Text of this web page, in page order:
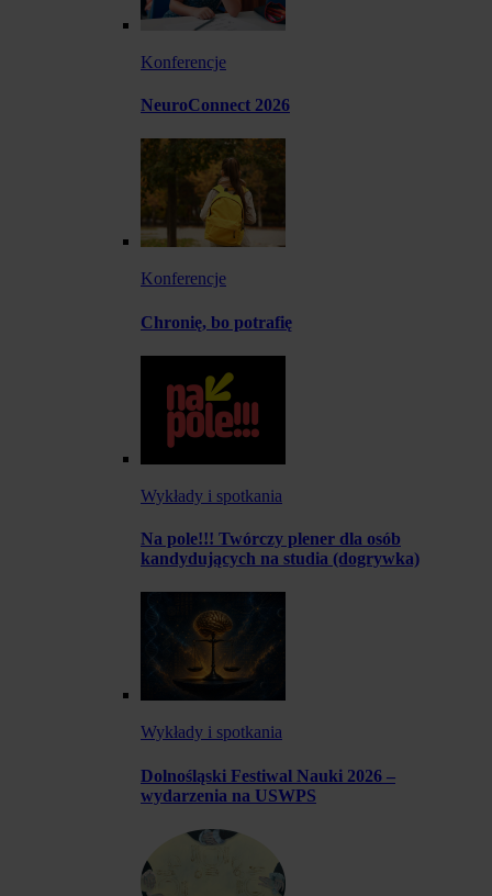
Konferencje
NeuroConnect 2026
Konferencje
Chronię, bo potrafię
Wykłady i spotkania
Na pole!!! Twórczy plener dla osób
kandydujących na studia (dogrywka)
Wykłady i spotkania
Dolnośląski Festiwal Nauki 2026 –
wydarzenia na USWPS